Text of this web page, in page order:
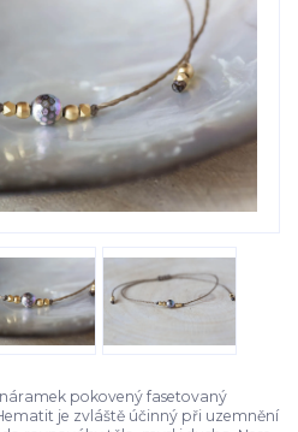
pokovený fasetovaný
je zvláště účinný při uzemnění